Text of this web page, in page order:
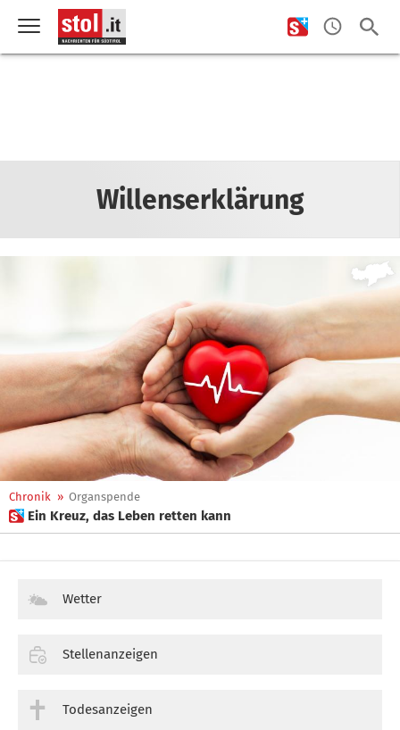
Willenserklärung
Chronik » Organspende
 Ein Kreuz, das Leben retten kann
Wetter
Stellenanzeigen
Todesanzeigen